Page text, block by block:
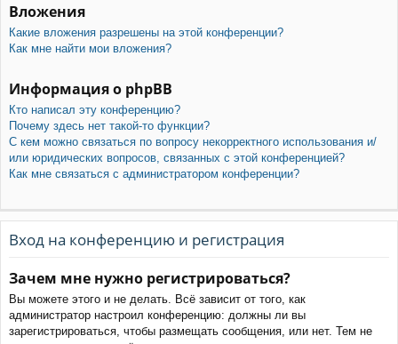
Вложения
Какие вложения разрешены на этой конференции?
Как мне найти мои вложения?
Информация о phpBB
Кто написал эту конференцию?
Почему здесь нет такой-то функции?
С кем можно связаться по вопросу некорректного использования и/
или юридических вопросов, связанных с этой конференцией?
Как мне связаться с администратором конференции?
Вход на конференцию и регистрация
Зачем мне нужно регистрироваться?
Вы можете этого и не делать. Всё зависит от того, как
администратор настроил конференцию: должны ли вы
зарегистрироваться, чтобы размещать сообщения, или нет. Тем не